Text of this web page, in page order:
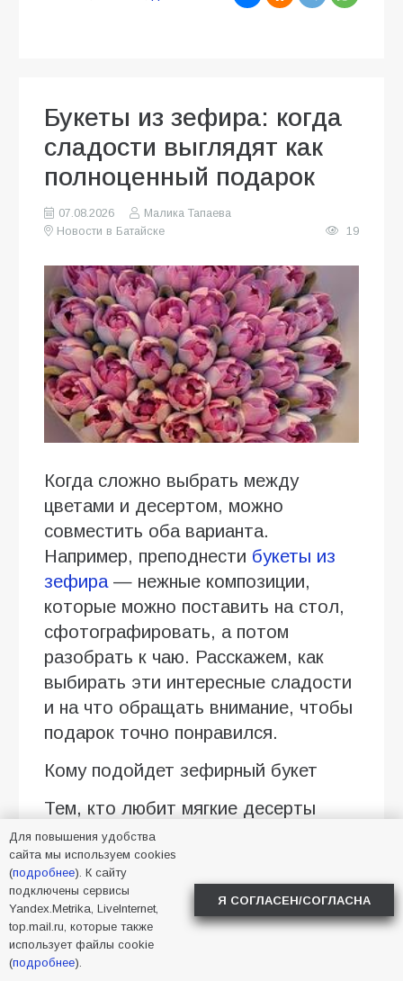
Букеты из зефира: когда
сладости выглядят как
полноценный подарок
07.08.2026
Малика Тапаева
Новости в Батайске
19
Когда сложно выбрать между
цветами и десертом, можно
совместить оба варианта.
Например, преподнести букеты из
зефира— нежные композиции,
которые можно поставить на стол,
сфотографировать, а потом
разобрать к чаю. Расскажем, как
выбирать эти интересные сладости
и на что обращать внимание, чтобы
подарок точно понравился.
Кому подойдет зефирный букет
Тем, кто любит мягкие десерты
Зефирный букет хорошо
воспринимается людьми, которые
выбирают легкие сладости вместо
плотных тортов с кремом. В
композиции могут быть ванильные,
ягодные, сливочные оттенки вкуса,
Для повышения удобства
сайта мы используем cookies
(подробнее). К сайту
подключены сервисы
Yandex.Metrika, LiveInternet,
top.mail.ru, которые также
использует файлы cookie
(подробнее).
Я СОГЛАСЕН/СОГЛАСНА